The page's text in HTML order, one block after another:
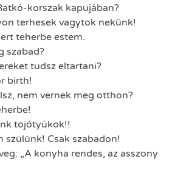
korszak kapujában?
terhesek vagytok nekünk!
teherbe estem.
szabad?
tudsz eltartani?
birth!
nem vernek meg otthon?
tojótyúkok!!
szülünk! Csak szabadon!
„A konyha rendes, az asszony